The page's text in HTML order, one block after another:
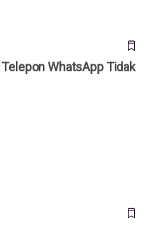
WhatsApp Tidak